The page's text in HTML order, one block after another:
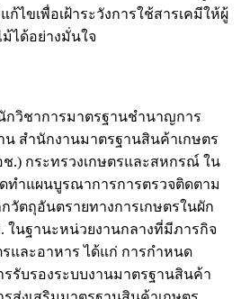
ไขเพื่อเฝ้าระวังการใช้สารเคมีให้ผู้
ได้อย่างมั่นใจ
กวิชาการมาตรฐานชำนาญการ
สำนักงานมาตรฐานสินค้าเกษตร
.) กระทรวงเกษตรและสหกรณ์ ใน
ำแผนบูรณาการการตรวจติดตาม
วัตถุอันตรายทางการเกษตรในผัก
ในฐานะหน่วยงานกลางที่มีภารกิจ
และอาหาร ได้แก่ การกำหนด
รับรองระบบงานมาตรฐานสินค้า